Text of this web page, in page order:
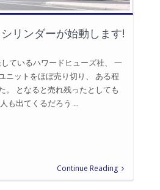
リンダーが始動します!
ているハワードヒューズ社、 一
ニットをほぼ売り切り、 ある程
。 となると売れ残ったとしても
も出てくるだろう ...
Continue Reading